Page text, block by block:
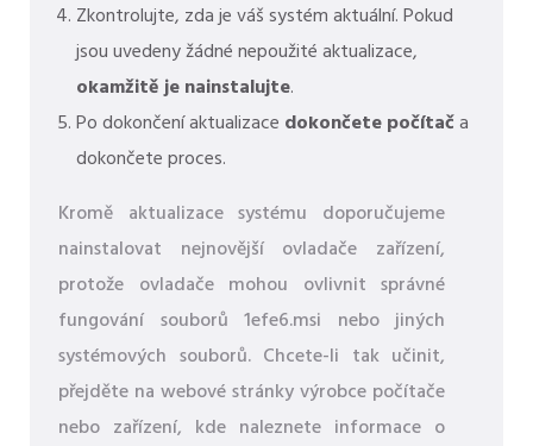
Zkontrolujte, zda je váš systém aktuální. Pokud
jsou uvedeny žádné nepoužité aktualizace,
okamžitě je nainstalujte.
Po dokončení aktualizace dokončete počítača
dokončete proces.
Kromě aktualizace systému doporučujeme
nainstalovat nejnovější ovladače zařízení,
protože ovladače mohou ovlivnit správné
fungování souborů 1efe6.msi nebo jiných
systémových souborů. Chcete-li tak učinit,
přejděte na webové stránky výrobce počítače
nebo zařízení, kde naleznete informace o